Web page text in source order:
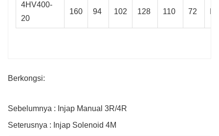
4HV400-
20
160 94 102 128 110 72
Berkongsi:
Sebelumnya : Injap Manual 3R/4R
Seterusnya : Injap Solenoid 4M